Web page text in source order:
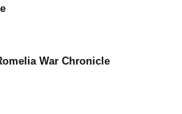
War Chronicle